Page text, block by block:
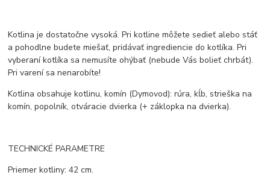
Kotlina je dostatočne vysoká. Pri kotline môžete sedieť alebo stáť
a pohodlne budete miešať, pridávať ingrediencie do kotlíka. Pri
vyberaní kotlíka sa nemusíte ohýbať (nebude Vás bolieť chrbát).
Pri varení sa nenarobíte!
Kotlina obsahuje kotlinu, komín (Dymovod): rúra, kĺb, strieška na
komín, popolník, otváracie dvierka (+ záklopka na dvierka).
TECHNICKÉ PARAMETRE
Priemer kotliny: 42 cm.